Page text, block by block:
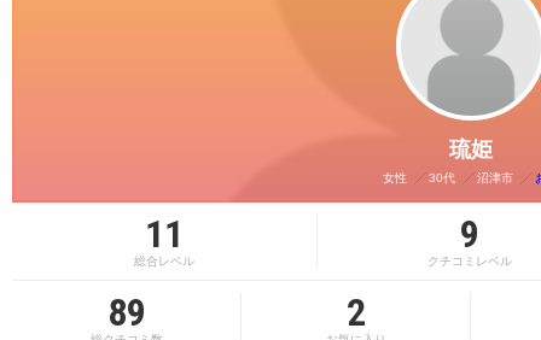
琉姫
女性 30代 沼津市
11
総合レベル
9
クチコミレベル
89 2